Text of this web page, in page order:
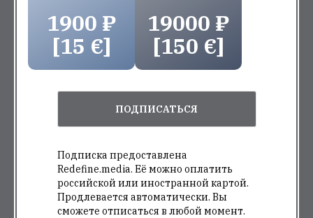
1900 ₽
[15 €]
19000 ₽
[150 €]
ПОДПИСАТЬСЯ
Подписка предоставлена
Redefine.media. Её можно оплатить
российской или иностранной картой.
Продлевается автоматически. Вы
сможете отписаться в любой момент.